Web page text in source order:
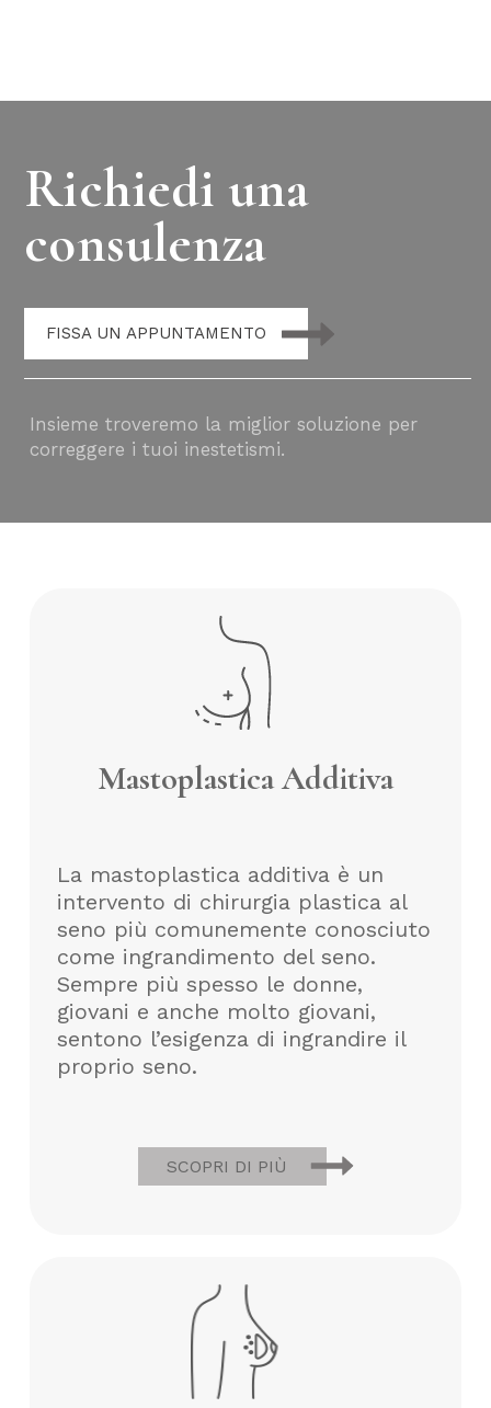
Richiedi una
consulenza
FISSA UN APPUNTAMENTO
Insieme troveremo la miglior soluzione per
correggere i tuoi inestetismi.
Mastoplastica Additiva
La mastoplastica additiva è un
intervento di chirurgia plastica al
seno più comunemente conosciuto
come ingrandimento del seno.
Sempre più spesso le donne,
giovani e anche molto giovani,
sentono l’esigenza di ingrandire il
proprio seno.
SCOPRI DI PIÙ